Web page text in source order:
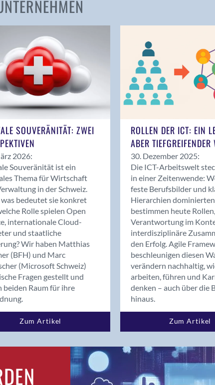
Andelfingen
Balsthal
Balzers
Bassersdorf
Benken (SG)
Bergdietikon
Bern - Liebefeld
Birsfelden
Bolligen
Bonaduz
SOUVERÄNITÄT: ZWEI
2026:
Souveränität ist ein
Thema für Wirtschaft
in der Schweiz.
bedeutet sie konkret
Rolle spielen Open
internationale Cloud-
und staatliche
Wir haben Matthias
(BFH) und Marc
(Microsoft Schweiz)
Fragen gestellt und
beiden Raum für ihre
Zum Artikel
ROLLEN DER ICT: EIN
ABER TIEFGREIFENDER
30. Dezember 2025:
Die ICT-Arbeitswelt
in einer Zeitenwende:
feste Berufsbilder und
Hierarchien dominierten,
bestimmen heute Rollen,
Verantwortung im
interdisziplinäre
den Erfolg. Agile
beschleunigen diesen
verändern nachhaltig,
arbeiten, führen und
denken – auch über die
hinaus.
Zum Artikel